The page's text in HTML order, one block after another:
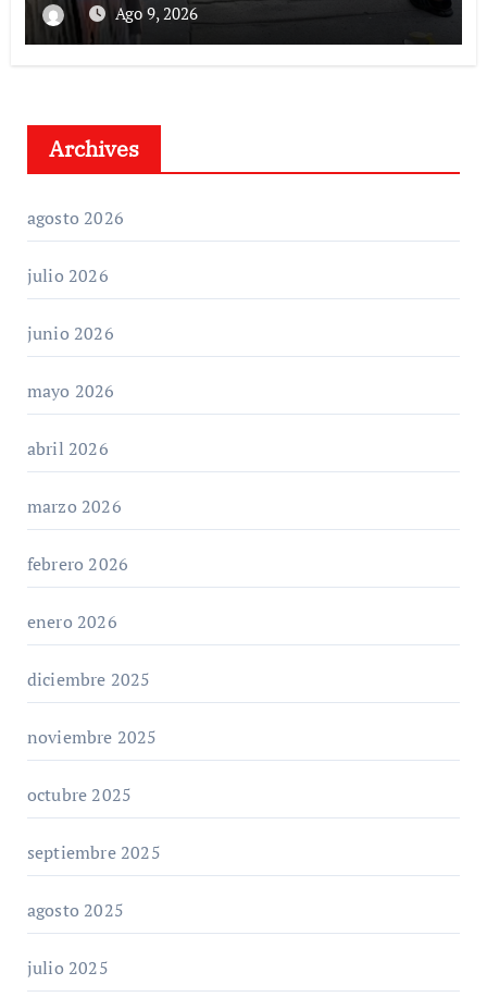
Ago 9, 2026
Archives
agosto 2026
julio 2026
junio 2026
mayo 2026
abril 2026
marzo 2026
febrero 2026
enero 2026
diciembre 2025
noviembre 2025
octubre 2025
septiembre 2025
agosto 2025
julio 2025